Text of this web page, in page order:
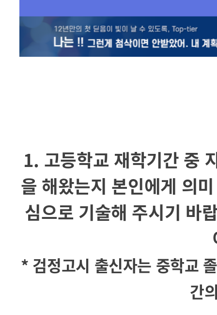
1. 고등학교 재학기간 중
을 해왔는지 본인에게 의
심으로 기술해 주시기 바
* 검정고시 출신자는 중학교
간